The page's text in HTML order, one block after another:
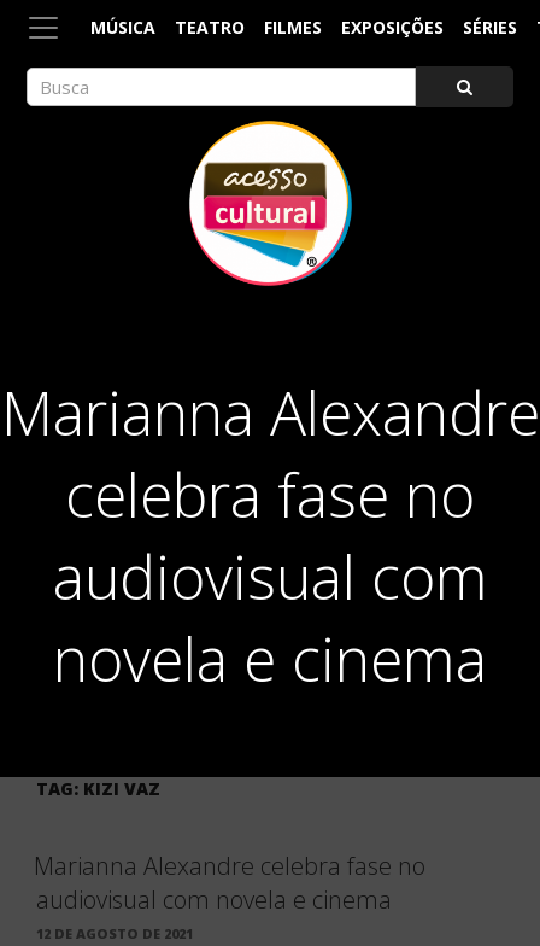
MÚSICA TEATRO FILMES EXPOSIÇÕES SÉRIES
Marianna Alexandre
celebra fase no
audiovisual com
novela e cinema
TAG: KIZI VAZ
Marianna Alexandre celebra fase no
audiovisual com novela e cinema
PUBLICADO
12 DE AGOSTO DE 2021